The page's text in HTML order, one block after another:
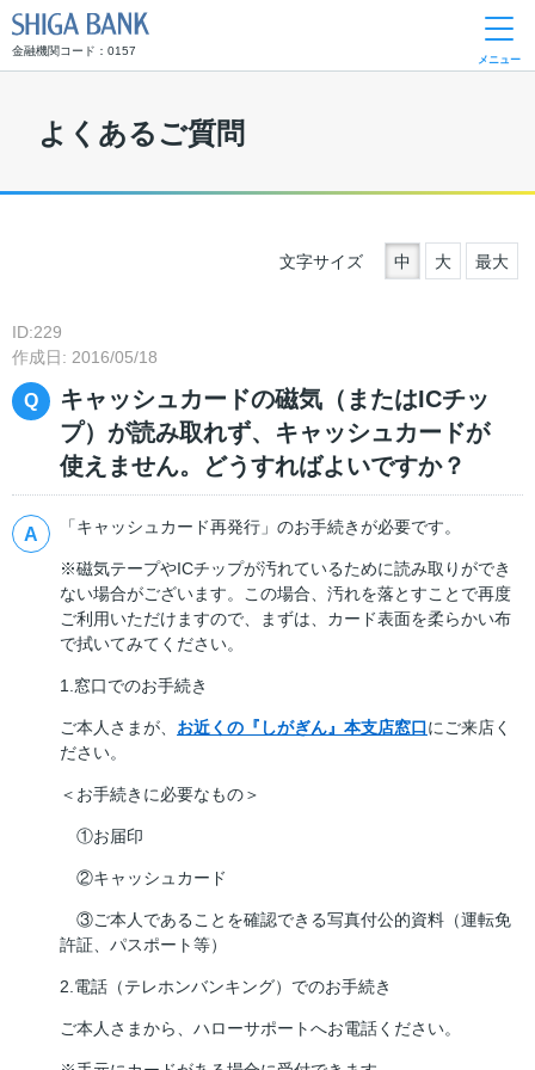
金融機関コード：0157
メニュー
よくあるご質問
文字サイズ 中 大 最大
ID:229
作成日: 2016/05/18
キャッシュカードの磁気（またはICチッ
プ）が読み取れず、キャッシュカードが
使えません。どうすればよいですか？
「キャッシュカード再発行」のお手続きが必要です。
※磁気テープやICチップが汚れているために読み取りができ
ない場合がございます。この場合、汚れを落とすことで再度
ご利用いただけますので、まずは、カード表面を柔らかい布
で拭いてみてください。
1.窓口でのお手続き
ご本人さまが、 お近くの『しがぎん』本支店窓口にご来店く
ださい。
＜お手続きに必要なもの＞
①お届印
②キャッシュカード
③ご本人であることを確認できる写真付公的資料（運転免
許証、パスポート等）
2.電話（テレホンバンキング）でのお手続き
ご本人さまから、ハローサポートへお電話ください。